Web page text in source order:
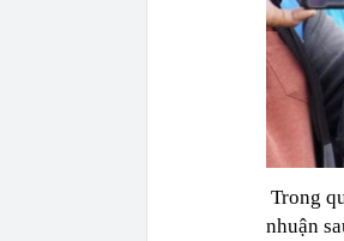
Trong
nhuận